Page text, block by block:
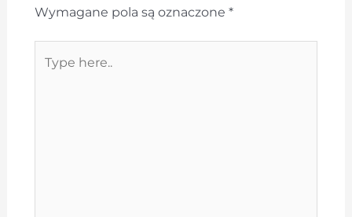
Wymagane pola są oznaczone *
here..